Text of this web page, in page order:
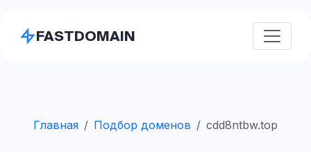
FASTDOMAIN
Главная Подбор доменов cdd8ntbw.top